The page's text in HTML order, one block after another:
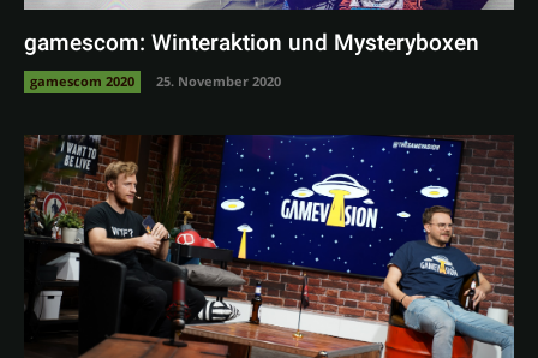
gamescom: Winteraktion und Mysteryboxen
gamescom 2020 25. November 2020